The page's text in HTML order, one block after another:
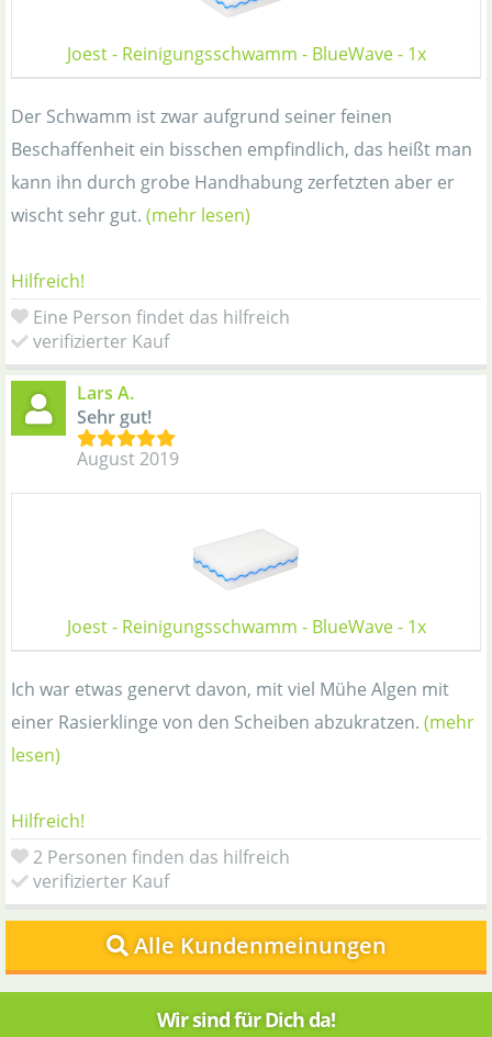
Joest - Reinigungsschwamm - BlueWave - 1x
Der Schwamm ist zwar aufgrund seiner feinen
Beschaffenheit ein bisschen empfindlich, das heißt man
kann ihn durch grobe Handhabung zerfetzten aber er
wischt sehr gut. (mehr lesen)
Hilfreich!
Eine Person findet das hilfreich
verifizierter Kauf
Lars A.
Sehr gut!
August 2019
Joest - Reinigungsschwamm - BlueWave - 1x
Ich war etwas genervt davon, mit viel Mühe Algen mit
einer Rasierklinge von den Scheiben abzukratzen. (mehr
lesen)
Hilfreich!
2 Personen finden das hilfreich
verifizierter Kauf
Alle Kundenmeinungen
Wir sind für Dich da!